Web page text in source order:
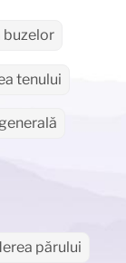
buzelor
tenului
părului